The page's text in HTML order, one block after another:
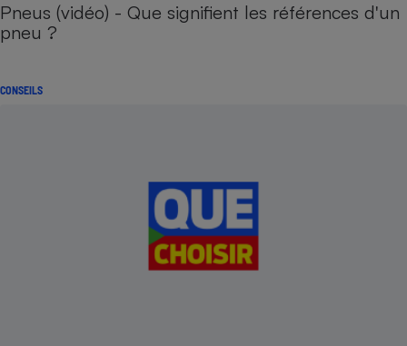
Pneus (vidéo) - Que signifient les références d'un
pneu ?
CONSEILS